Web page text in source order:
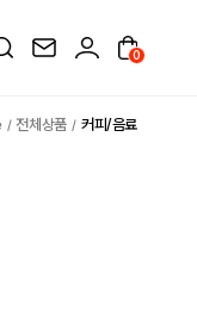
0
전체상품 커피/음료